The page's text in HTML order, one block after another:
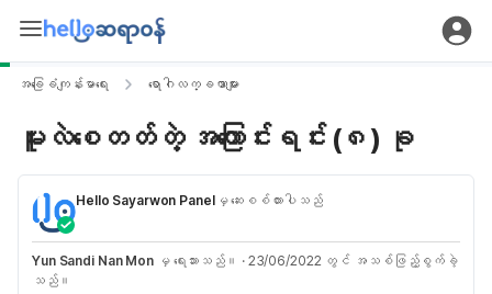
အခြေခံကျန်းမာရေး ရောဂါလက္ခဏာများ
မူးလဲစေတတ်တဲ့ အကြောင်းရင်း (၈) ခု
Hello Sayarwon Panelမှ ဆေးစစ်ထားပါသည်
Yun Sandi Nan Monမှ ရေးသားသည်။ · 23/06/2022 တွင် အသစ်ဖြည့်စွက်ခဲ့
သည်။